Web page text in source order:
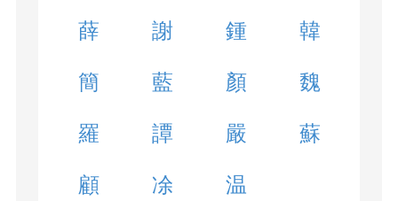
薛 謝 鍾 韓
簡 藍 顏 魏
羅 譚 嚴 蘇
顧 凃 温